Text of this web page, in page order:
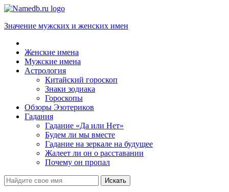
Значение мужских и женских имен
Женские имена
Мужские имена
Астрология
Китайский гороскоп
Знаки зодиака
Гороскопы
Обзоры Эзотериков
Гадания
Гадание «Да или Нет»
Будем ли мы вместе
Гадание на зеркале на будущее
Жалеет ли он о расставании
Почему он пропал